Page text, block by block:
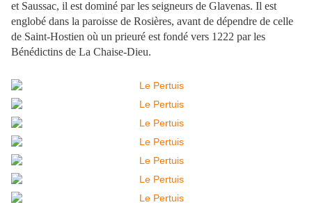
et Saussac, il est dominé par les seigneurs de Glavenas. Il est
englobé dans la paroisse de Rosières, avant de dépendre de celle
de Saint-Hostien où un prieuré est fondé vers 1222 par les
Bénédictins de La Chaise-Dieu.